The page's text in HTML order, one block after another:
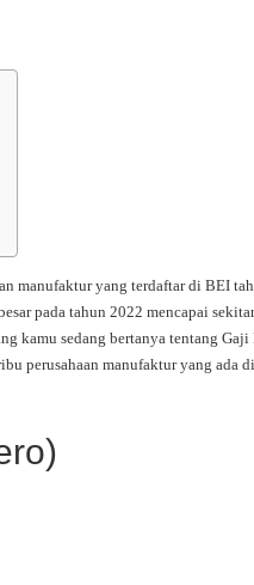
manufaktur yang terdaftar di BEI
pada tahun 2022 mencapai
kamu sedang bertanya tentang Gaji
perusahaan manufaktur yang ada